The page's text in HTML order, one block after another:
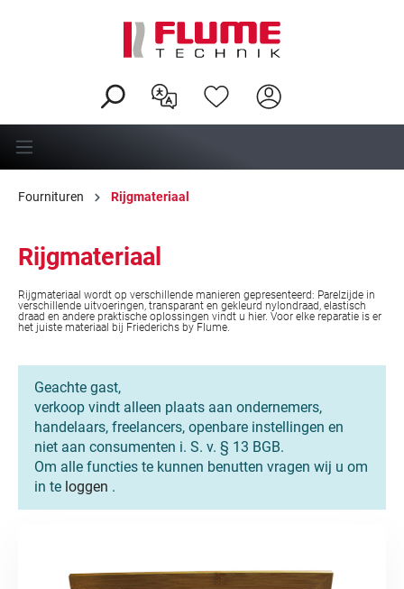
Fournituren Rijgmateriaal
Rijgmateriaal
Rijgmateriaal wordt op verschillende manieren gepresenteerd: Parelzijde in
verschillende uitvoeringen, transparant en gekleurd nylondraad, elastisch
draad en andere praktische oplossingen vindt u hier. Voor elke reparatie is er
het juiste materiaal bij Friederichs by Flume.
Geachte gast,
verkoop vindt alleen plaats aan ondernemers,
handelaars, freelancers, openbare instellingen en
niet aan consumenten i. S. v. § 13 BGB.
Om alle functies te kunnen benutten vragen wij u om
in te loggen .